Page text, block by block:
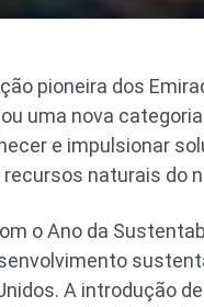
pioneira dos
uma nova
e impulsionar
naturais do
o Ano da
A introdução